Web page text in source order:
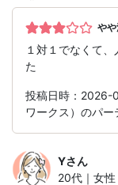
や
１対１でなくて
た
投稿日時：2026-
ワークス）のパー
Yさん
20代｜女性